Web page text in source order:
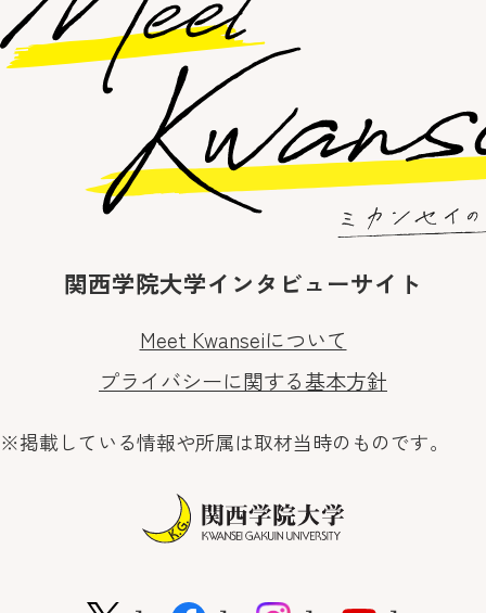
関西学院大学インタビューサイト
Meet Kwanseiについて
プライバシーに関する基本方針
※掲載している情報や所属は取材当時のものです。